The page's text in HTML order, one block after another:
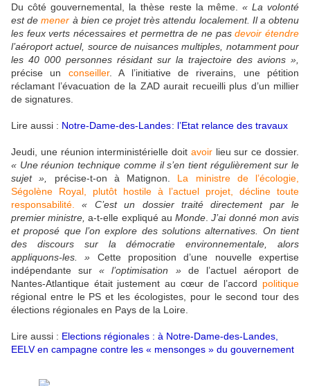
Du côté gouvernemental, la thèse reste la même. « La volonté
est demener à bien ce projet très attendu localement. Il a obtenu
les feux verts nécessaires et permettra de ne pasdevoir étendre
l’aéroport actuel, source de nuisances multiples, notamment pour
les 40 000 personnes résidant sur la trajectoire des avions »,
précise un conseiller. A l’initiative de riverains, une pétition
réclamant l’évacuation de la ZAD aurait recueilli plus d’un millier
de signatures.
Lire aussi : Notre-Dame-des-Landes : l’Etat relance des travaux
Jeudi, une réunion interministérielle doit avoirlieu sur ce dossier.
« Une réunion technique comme il s’en tient régulièrement sur le
sujet », précise-t-on à Matignon. La ministre de l’écologie,
Ségolène Royal, plutôt hostile à l’actuel projet, décline toute
responsabilité.
« C’est un dossier traité directement par le
premier ministre, a-t-elle expliqué auMonde .J’ai donné mon avis
et proposé que l’on explore des solutions alternatives. On tient
des discours sur la démocratie environnementale, alors
appliquons-les. » Cette proposition d’une nouvelle expertise
indépendante sur« l’optimisation »de l’actuel aéroport de
Nantes-Atlantique était justement au cœur de l’accord politique
régional entre le PS et les écologistes, pour le second tour des
élections régionales en Pays de la Loire.
Lire aussi : Elections régionales : à Notre-Dame-des-Landes,
EELV en campagne contre les « mensonges » du gouvernement